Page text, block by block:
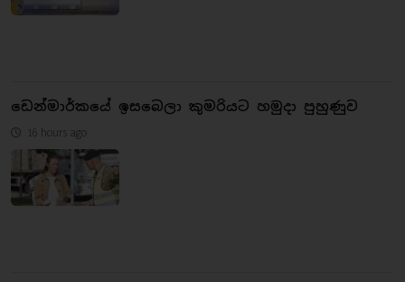
ඩෙන්මාර්කයේ ඉසබෙලා කුමරියට හමුදා පුහුණුව
16 hours ago